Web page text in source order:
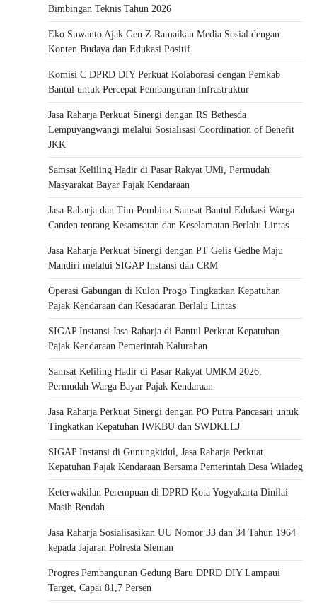
Bimbingan Teknis Tahun 2026
Eko Suwanto Ajak Gen Z Ramaikan Media Sosial dengan
Konten Budaya dan Edukasi Positif
Komisi C DPRD DIY Perkuat Kolaborasi dengan Pemkab
Bantul untuk Percepat Pembangunan Infrastruktur
Jasa Raharja Perkuat Sinergi dengan RS Bethesda
Lempuyangwangi melalui Sosialisasi Coordination of Benefit
JKK
Samsat Keliling Hadir di Pasar Rakyat UMi, Permudah
Masyarakat Bayar Pajak Kendaraan
Jasa Raharja dan Tim Pembina Samsat Bantul Edukasi Warga
Canden tentang Kesamsatan dan Keselamatan Berlalu Lintas
Jasa Raharja Perkuat Sinergi dengan PT Gelis Gedhe Maju
Mandiri melalui SIGAP Instansi dan CRM
Operasi Gabungan di Kulon Progo Tingkatkan Kepatuhan
Pajak Kendaraan dan Kesadaran Berlalu Lintas
SIGAP Instansi Jasa Raharja di Bantul Perkuat Kepatuhan
Pajak Kendaraan Pemerintah Kalurahan
Samsat Keliling Hadir di Pasar Rakyat UMKM 2026,
Permudah Warga Bayar Pajak Kendaraan
Jasa Raharja Perkuat Sinergi dengan PO Putra Pancasari untuk
Tingkatkan Kepatuhan IWKBU dan SWDKLLJ
SIGAP Instansi di Gunungkidul, Jasa Raharja Perkuat
Kepatuhan Pajak Kendaraan Bersama Pemerintah Desa Wiladeg
Keterwakilan Perempuan di DPRD Kota Yogyakarta Dinilai
Masih Rendah
Jasa Raharja Sosialisasikan UU Nomor 33 dan 34 Tahun 1964
kepada Jajaran Polresta Sleman
Progres Pembangunan Gedung Baru DPRD DIY Lampaui
Target, Capai 81,7 Persen